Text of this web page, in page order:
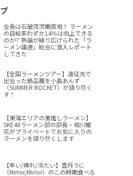
会長は石破茂次期首相！ ラーメン
の自給率わずか14％は向上できる
のか!? 熱論が繰り広げられた「ラ
ーメン議連」総会に潜入レポート
してきた
【全国ラーメンツアー】遠征先で
出会った絶品麺を小島あんず
（SUMMER ROCKET）が語り尽く
す！
【東海エリアの激推しラーメン】
SKE48ラーメン部の部長・相川暖
花がプライベートでお気に入りの
ラーメンを語り尽くします
【辛い/痺れ/冷たい】雲丹うに
（Mirror,Mirror）のこの時期食べる